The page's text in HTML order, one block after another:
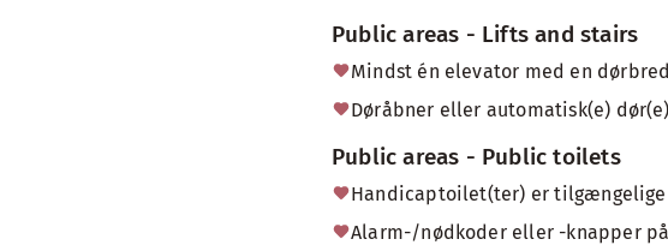
Public areas - Lifts and stairs
Mindst én elevator med en
Døråbner eller automatisk(e)
Public areas - Public toilets
Handicaptoilet(ter) er
Alarm-/nødkoder eller -knapper